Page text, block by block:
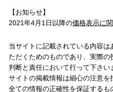
【お知らせ】
2021年4月1日以降の価格表示に
当サイトに記載されている内容
ただくためのものであり、実際
判断と責任において行って下さ
サイトの掲載情報は細心の注意
全ての情報の正確性を保証するも